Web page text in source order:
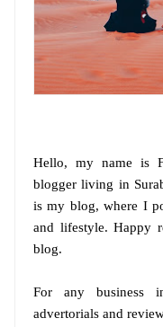
Hello, my name is
blogger living in
is my blog, where I
and lifestyle. Happy
blog.
For any business
advertorials and